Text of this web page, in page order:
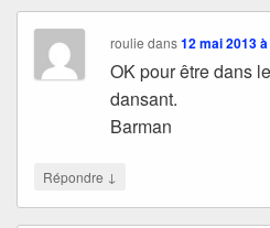
roulie dans12 mai 2013
OK pour être dans
dansant.
Barman
Répondre ↓